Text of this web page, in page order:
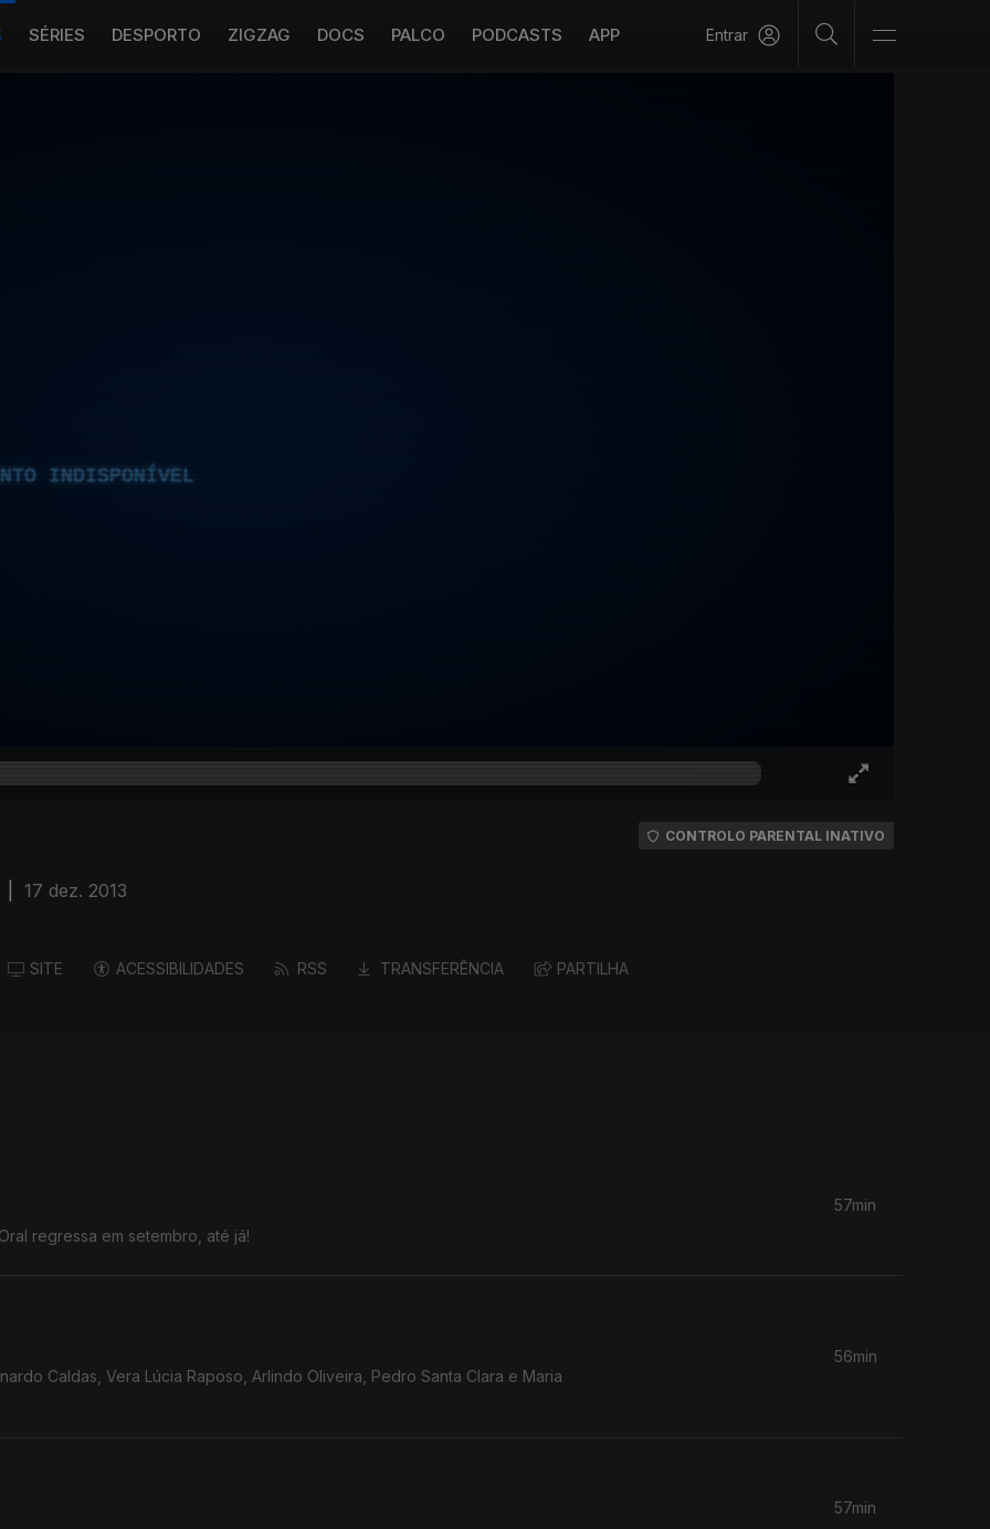
SÉRIES DESPORTO ZIGZAG DOCS PALCO PODCASTS APP Entrar
INDISPONÍVEL
17 dez. 2013
CONTROLO PARENTAL INATIVO
SITE ACESSIBILIDADES RSS TRANSFERÊNCIA PARTILHA
regressa em setembro, até já!
57min
Caldas, Vera Lúcia Raposo, Arlindo Oliveira, Pedro Santa Clara e Maria
56min
57min